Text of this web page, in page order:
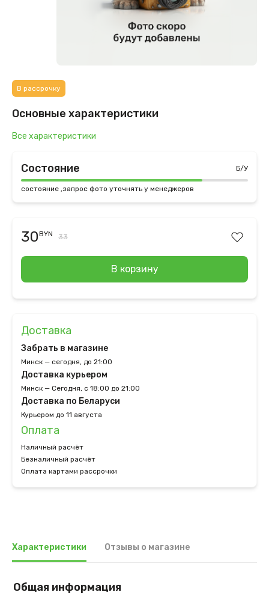
В рассрочку
Основные характеристики
Все характеристики
Состояние Б/У
состояние ,запрос фото уточнять у менеджеров
30BYN 33
В корзину
Доставка
Забрать в магазине
Минск — сегодня, до 21:00
Доставка курьером
Минск — Сегодня, с 18:00 до 21:00
Доставка по Беларуси
Курьером до 11 августа
Оплата
Наличный расчёт
Безналичный расчёт
Оплата картами рассрочки
Характеристики Отзывы о магазине
Общая информация